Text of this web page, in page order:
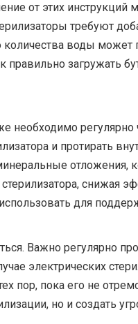
от этих
требуют
воды может
загружать
необходимо
и протирать
отложения,
снижая
для
Важно регулярно
электрических
пор, пока его не
но и создать